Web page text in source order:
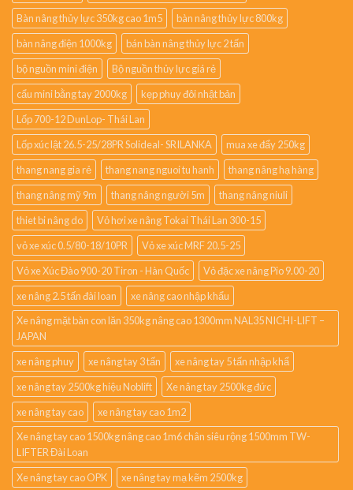
Bàn nâng thủy lực 350kg cao 1m5
bàn nâng thủy lực 800kg
bàn nâng điện 1000kg
bán bàn nâng thủy lực 2 tấn
bộ nguồn mini điện
Bộ nguồn thủy lực giá rẻ
cẩu mini bằng tay 2000kg
kẹp phuy đôi nhật bản
Lốp 700-12 DunLop- Thái Lan
Lốp xúc lật 26.5-25/28PR Solideal- SRILANKA
mua xe đẩy 250kg
thang nang gia rẻ
thang nang nguoi tu hanh
thang nâng hạ hàng
thang nâng mỹ 9m
thang nâng người 5m
thang nâng niuli
thiet bi nâng do
Vỏ hơi xe nâng Tokai Thái Lan 300-15
vỏ xe xúc 0.5/80-18/10PR
Vỏ xe xúc MRF 20.5-25
Vỏ xe Xúc Đào 900-20 Tiron - Hàn Quốc
Vỏ đặc xe nâng Pio 9.00-20
xe nâng 2.5 tấn đài loan
xe nâng cao nhập khẩu
Xe nâng mặt bàn con lăn 350kg nâng cao 1300mm NAL35 NICHI-LIFT –
JAPAN
xe nâng phuy
xe nâng tay 3 tấn
xe nâng tay 5 tấn nhập khẩ
xe nâng tay 2500kg hiệu Noblift
Xe nâng tay 2500kg đức
xe nâng tay cao
xe nâng tay cao 1m2
Xe nâng tay cao 1500kg nâng cao 1m6 chân siêu rộng 1500mm TW-
LIFTER Đài Loan
Xe nâng tay cao OPK
xe nâng tay mạ kẽm 2500kg